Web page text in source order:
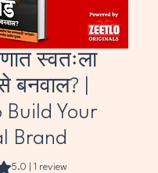
स्वतःला
|
Build Your
Brand
out of five stars based on
5.0 | 1 review